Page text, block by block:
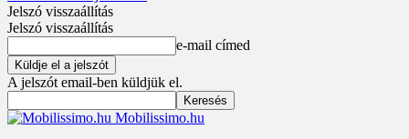
Jelszó visszaállítás
Jelszó visszaállítás
e-mail címed
A jelszót email-ben küldjük el.
Mobilissimo.hu